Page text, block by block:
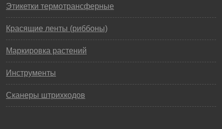
Этикетки термотрансферные
Красящие ленты (риббоны)
Маркировка растений
Инструменты
Сканеры штрихкодов